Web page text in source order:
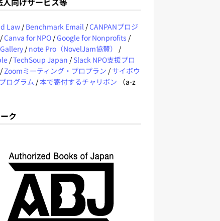
Law/ Benchmark Email /CANPANプロジ
/Canva for NPO/Google for Nonprofits /
/ note Pro（NovelJam協賛）
/
/TechSoup Japan / Slack NPO支援プロ
/ Zoomミーティング・プロプラン / サイボウ
ログラム /本で寄付するチャリボン （a-z
ク